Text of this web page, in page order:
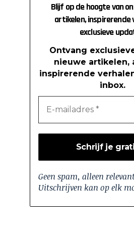
Blijf op de hoogte van
artikelen, inspirerende
exclusieve
Ontvang
nieuwe artikelen,
inspirerende
inbox.
Geen spam, alleen
Uitschrijven kan op elk